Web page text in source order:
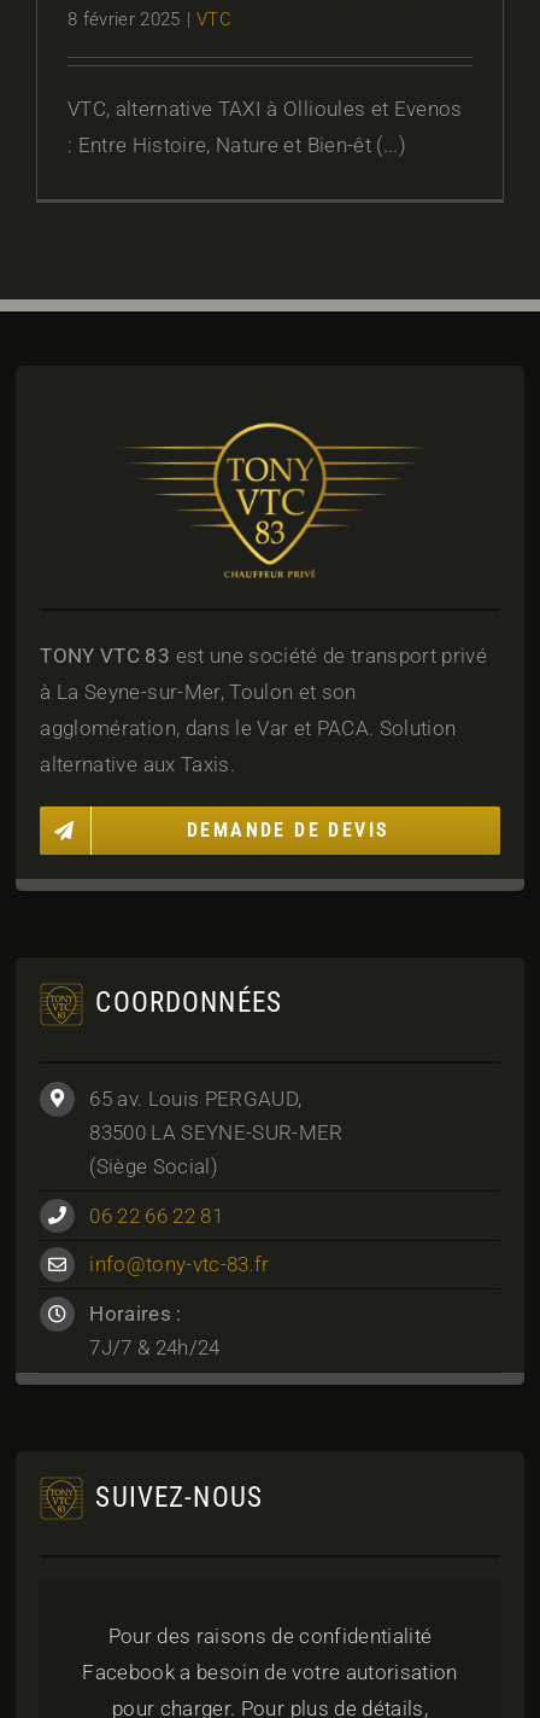
8 février 2025 | VTC
VTC, alternative TAXI à Ollioules et Evenos
: Entre Histoire, Nature et Bien-êt (...)
TONY VTC 83 est une société de transport privé
à La Seyne-sur-Mer, Toulon et son
agglomération, dans le Var et PACA. Solution
alternative aux Taxis.
DEMANDE DE DEVIS
COORDONNÉES
65 av. Louis PERGAUD,
83500 LA SEYNE-SUR-MER
(Siège Social)
06 22 66 22 81
info@tony-vtc-83.fr
Horaires :
7J/7 & 24h/24
SUIVEZ-NOUS
Pour des raisons de confidentialité
Facebook a besoin de votre autorisation
pour charger. Pour plus de détails,